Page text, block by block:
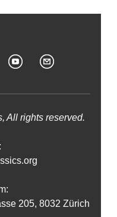
All rights reserved.
205, 8032 Zürich